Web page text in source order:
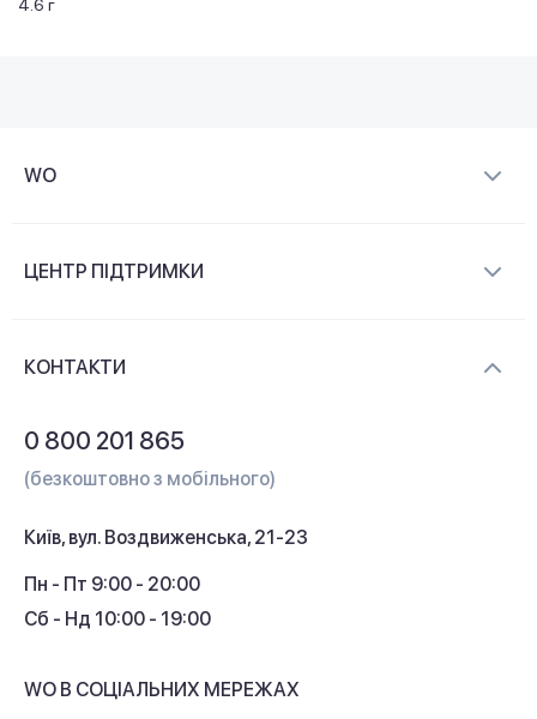
4.6 г
WO
Контакти
ЦЕНТР ПІДТРИМКИ
Кешбек
КОНТАКТИ
0 800 201 865
(безкоштовно з мобільного)
Київ, вул. Воздвиженська, 21-23
Пн - Пт 9:00 - 20:00
Сб - Нд 10:00 - 19:00
WO В СОЦІАЛЬНИХ МЕРЕЖАХ